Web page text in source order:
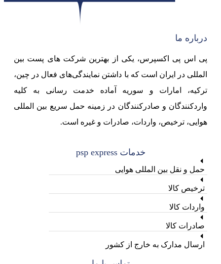
درباره ما
پی اس پی اکسپرس، یکی از بهترین شرکت های پست بین
المللی در ایران است که با داشتن نمایندگی‌های فعال در چین،
ترکیه، امارات و سوریه آماده خدمت رسانی به کلیه
واردکنندگان و صادرکنندگان در زمینه حمل سریع بین المللی
هوایی، ترخیص، واردات، صادرات و غیره است.
خدمات psp express
حمل و نقل بین المللی هوایی
ترخیص کالا
واردات کالا
صادرات کالا
ارسال مدارک به خارج از کشور